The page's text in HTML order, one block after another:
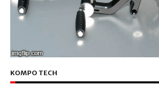
KOMPO TECH